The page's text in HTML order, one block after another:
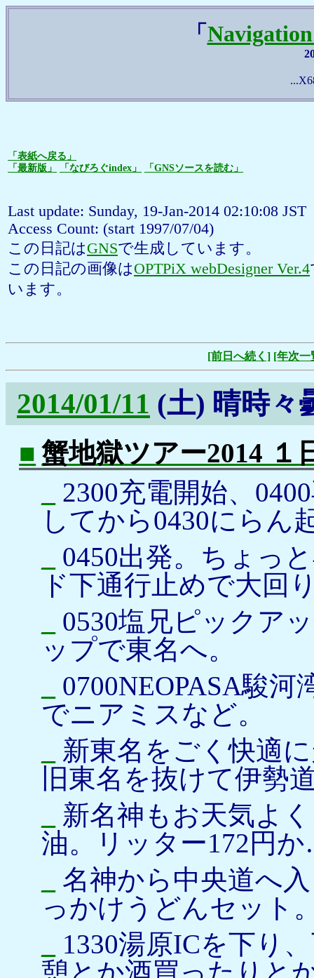
「
「表紙へ戻る」
「最新版」
「なびろぐindex」 「GNSソースを読む」
Last update: Sunday, 19-Jan-2014 02:10:08 JST
Access Count: (start 1997/07/04)
この日記はGNSで生成しています。
この日記の画像はOPTPiX webDesigner Ver.4
います。
[前日へ続く] [年次一
2014/01/11 (土) 晴時々
■ 蟹地獄ツアー2014 １
2300充電開始、
してから0430にらん
0450出発。ちょっ
ド下通行止めで大回
0530塩兄ピックア
ップで東名へ。
0700NEOPASA駿
でニアミスなど。
新東名をごく快適
旧東名を抜けて伊勢
新名神もお天気よ
油。リッター172円
名神から中央道へ
っかけうどんセット
1330湯原ICを下り
憩とか酒買ったりと